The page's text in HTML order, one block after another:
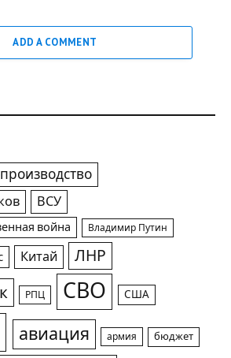
ADD A COMMENT
ВСУ
война Владимир Путин
Китай ЛНР
РПЦ СВО США
авиация армия бюджет